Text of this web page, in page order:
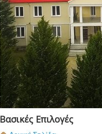
Βασικές Επιλογές